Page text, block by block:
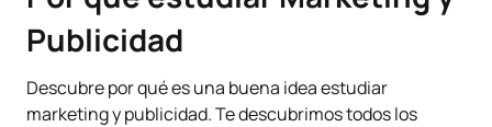
Publicidad
Descubre por qué es una buena idea estudiar
marketing y publicidad. Te descubrimos todos los